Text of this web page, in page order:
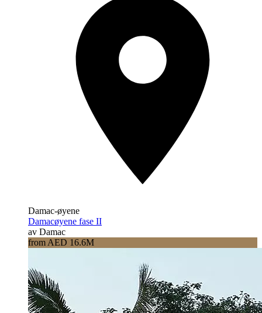
Damac-øyene
Damacøyene fase II
av Damac
from AED 16.6M